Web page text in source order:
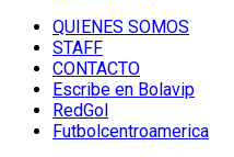
QUIENES SOMOS
STAFF
CONTACTO
Escribe en Bolavip
RedGol
Futbolcentroamerica